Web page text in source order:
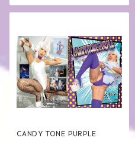
CANDY TONE PURPLE